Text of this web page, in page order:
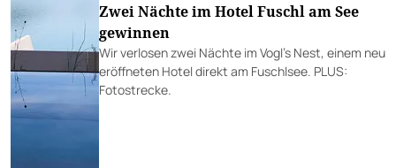
Zwei Nächte im Hotel Fuschl am See
gewinnen
Wir verlosen zwei Nächte im Vogl’s Nest, einem neu
eröffneten Hotel direkt am Fuschlsee. PLUS:
Fotostrecke.